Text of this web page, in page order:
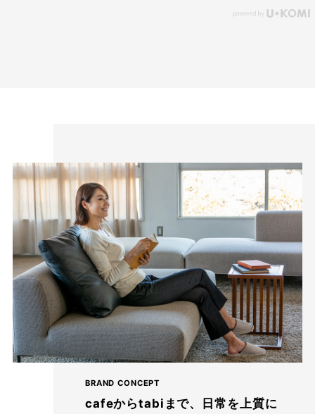
お届けしたいのは、人の手から生まれる本物の良さと安心
感。 ベーシックなデザインだからこそ「はきやすい」「長
く使える」という基本を忠実に守り、独自デザインのパンツ
を作り続けてきました。
ストレッチパンツへのこだわり
BRAND CONCEPT
cafeからtabiまで、日常を上質に